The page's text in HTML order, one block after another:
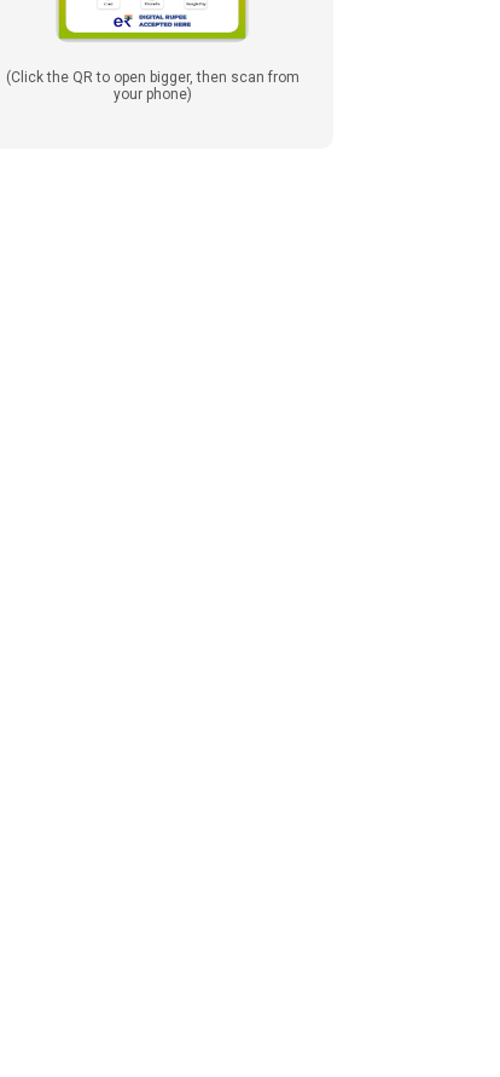
(Click the QR to open bigger, then scan from
your phone)